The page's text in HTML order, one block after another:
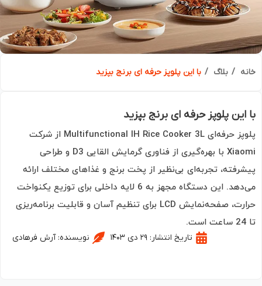
بلاگ با این پلوپز حرفه ای برنج بپزید
پلوپز حرفه ای برنج بپزید
پلوپز حرفه‌ای Multifunctional IH Rice Cooker 3L از شرکت
Xiaomi با بهره‌گیری از فناوری گرمایش القایی D3 و طراحی
تجربه‌ای بی‌نظیر از پخت برنج و غذاهای مختلف ارائه
می‌دهد. این دستگاه مجهز به 6 لایه داخلی برای توزیع یکنواخت
حرارت، صفحه‌نمایش LCD برای تنظیم آسان و قابلیت برنامه‌ریزی
تاریخ انتشار: ۲۹ دی ۱۴۰۳ نویسنده:آرش فرهادی